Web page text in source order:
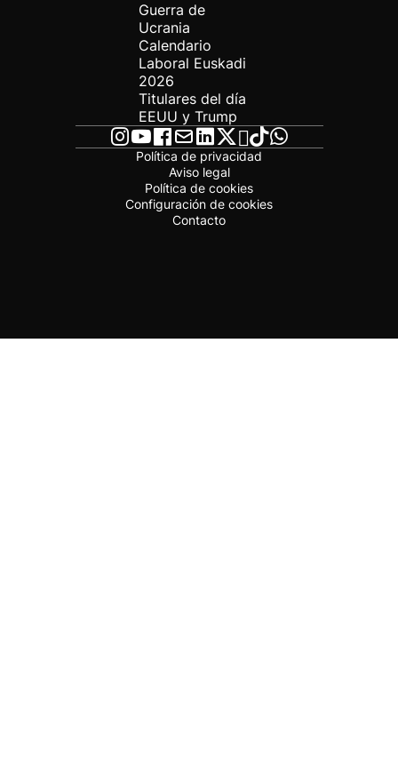
Guerra de
Ucrania
Calendario
Laboral Euskadi
2026
Titulares del día
EEUU y Trump
Política de privacidad
Aviso legal
Política de cookies
Configuración de cookies
Contacto